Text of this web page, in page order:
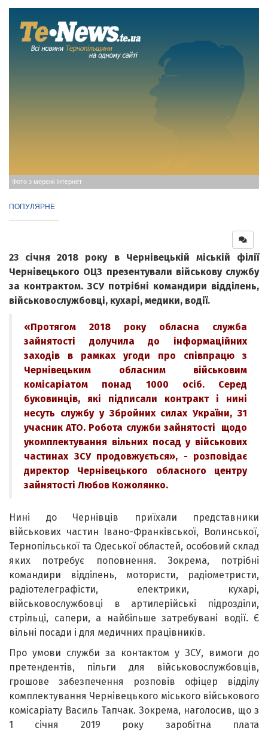
Фото з мережі Інтернет
ПОПУЛЯРНЕ
23 січня 2018 року в Чернівецькій міській філії
Чернівецького ОЦЗ презентували військову службу
за контрактом. ЗСУ потрібні командири відділень,
військовослужбовці, кухарі, медики, водії.
«Протягом 2018 року обласна служба
зайнятості долучила до інформаційних
заходів в рамках угоди про співпрацю з
Чернівецьким обласним військовим
комісаріатом понад 1000 осіб. Серед
буковинців, які підписали контракт і нині
несуть службу у Збройних силах України, 31
учасник АТО. Робота служби зайнятості щодо
укомплектування вільних посад у військових
частинах ЗСУ продовжується», - розповідає
директор Чернівецького обласного центру
зайнятості Любов Кожолянко.
Нині до Чернівців приїхали представники
військових частин Івано-Франківської, Волинської,
Тернопільської та Одеської областей, особовий склад
яких потребує поповнення. Зокрема, потрібні
командири відділень, мотористи, радіометристи,
радіотелеграфісти, електрики, кухарі,
військовослужбовці в артилерійські підрозділи,
стрільці, сапери, а найбільше затребувані водії. Є
вільні посади і для медичних працівників.
Про умови служби за контактом у ЗСУ, вимоги до
претендентів, пільги для військовослужбовців,
грошове забезпечення розповів офіцер відділу
комплектування Чернівецького міського військового
комісаріату Василь Тапчак. Зокрема, наголосив, що з
1 січня 2019 року заробітна плата